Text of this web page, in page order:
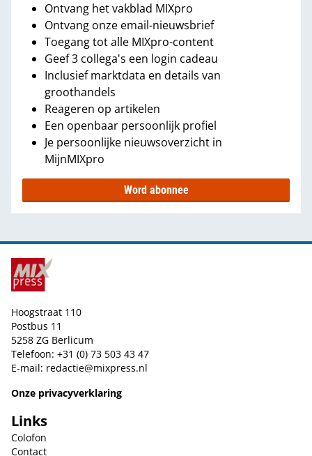
Ontvang het vakblad MIXpro
Ontvang onze email-nieuwsbrief
Toegang tot alle MIXpro-content
Geef 3 collega's een login cadeau
Inclusief marktdata en details van
groothandels
Reageren op artikelen
Een openbaar persoonlijk profiel
Je persoonlijke nieuwsoverzicht in
MijnMIXpro
Word abonnee
Hoogstraat 110
Postbus 11
5258 ZG Berlicum
Telefoon: +31 (0) 73 503 43 47
E-mail: redactie@mixpress.nl
Onze privacyverklaring
Links
Colofon
Contact